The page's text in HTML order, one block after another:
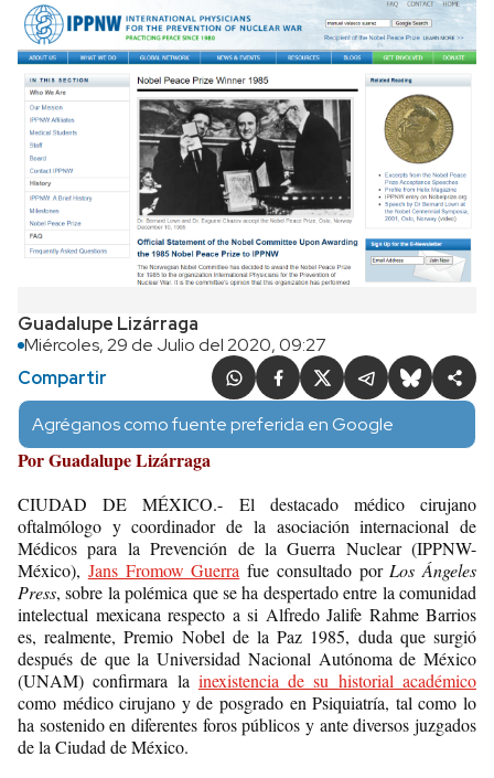
Guadalupe Lizárraga
Miércoles, 29 de Julio del 2020, 09:27
Compartir
Agréganos como fuente preferida en Google
Por Guadalupe Lizárraga
CIUDAD DE MÉXICO.- El destacado médico cirujano
oftalmólogo y coordinador de la asociación internacional de
Médicos para la Prevención de la Guerra Nuclear (IPPNW-
México), Jans Fromow Guerra fue consultado por Los Ángeles
Press, sobre la polémica que se ha despertado entre la comunidad
intelectual mexicana respecto a si Alfredo Jalife Rahme Barrios
es, realmente, Premio Nobel de la Paz 1985, duda que surgió
después de que la Universidad Nacional Autónoma de México
(UNAM) confirmara la inexistencia de su historial académico
como médico cirujano y de posgrado en Psiquiatría, tal como lo
ha sostenido en diferentes foros públicos y ante diversos juzgados
de la Ciudad de México.